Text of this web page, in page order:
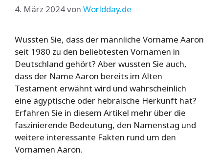
4. März 2024von Worldday.de
Wussten Sie, dass der männliche Vorname Aaron
seit 1980 zu den beliebtesten Vornamen in
Deutschland gehört? Aber wussten Sie auch,
dass der Name Aaron bereits im Alten
Testament erwähnt wird und wahrscheinlich
eine ägyptische oder hebräische Herkunft hat?
Erfahren Sie in diesem Artikel mehr über die
faszinierende Bedeutung, den Namenstag und
weitere interessante Fakten rund um den
Vornamen Aaron.